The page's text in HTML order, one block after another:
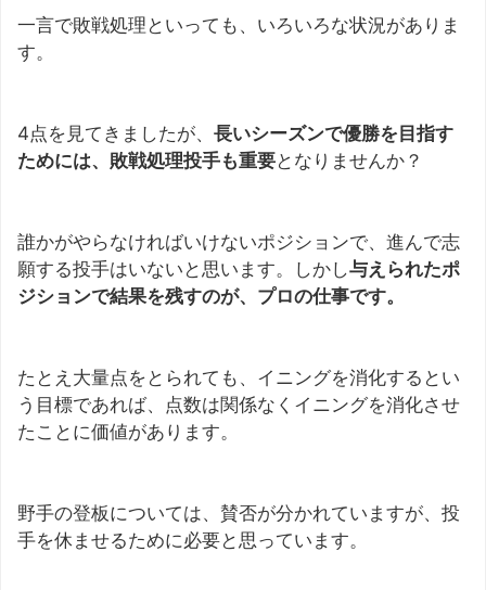
一言で敗戦処理といっても、いろいろな状況がありま
す。
4点を見てきましたが、 長いシーズンで優勝を目指す
ためには、敗戦処理投手も重要となりませんか？
誰かがやらなければいけないポジションで、進んで志
願する投手はいないと思います。しかし与えられたポ
ジションで結果を残すのが、プロの仕事です。
たとえ大量点をとられても、イニングを消化するとい
う目標であれば、点数は関係なくイニングを消化させ
たことに価値があります。
野手の登板については、賛否が分かれていますが、投
手を休ませるために必要と思っています。